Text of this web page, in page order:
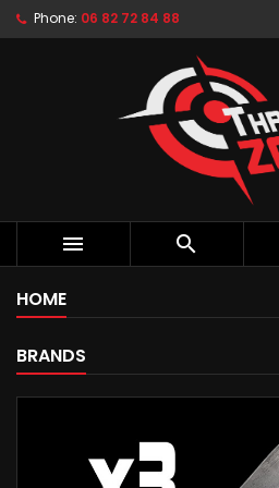
Phone: 06 82 72 84 88
 
HOME
BRANDS